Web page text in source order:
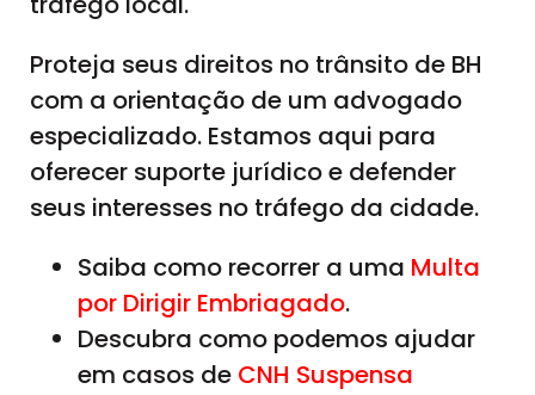
Proteja seus direitos no trânsito de BH
com a orientação de um advogado
especializado. Estamos aqui para
oferecer suporte jurídico e defender
seus interesses no tráfego da cidade.
Saiba como recorrer a uma Multa
por Dirigir Embriagado.
Descubra como podemos ajudar
em casos de CNH Suspensa